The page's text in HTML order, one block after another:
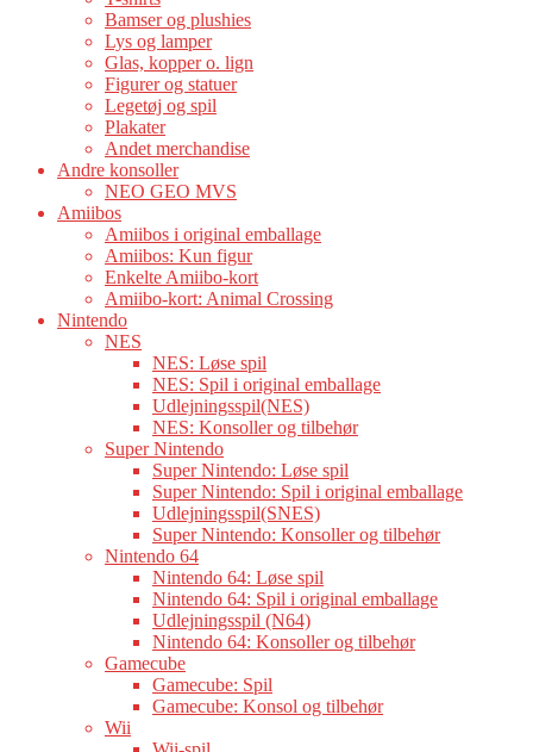
Bamser og plushies
Lys og lamper
Glas, kopper o. lign
Figurer og statuer
Legetøj og spil
Plakater
Andet merchandise
Andre konsoller
NEO GEO MVS
Amiibos
Amiibos i original emballage
Amiibos: Kun figur
Enkelte Amiibo-kort
Amiibo-kort: Animal Crossing
Nintendo
NES
NES: Løse spil
NES: Spil i original emballage
Udlejningsspil(NES)
NES: Konsoller og tilbehør
Super Nintendo
Super Nintendo: Løse spil
Super Nintendo: Spil i original emballage
Udlejningsspil(SNES)
Super Nintendo: Konsoller og tilbehør
Nintendo 64
Nintendo 64: Løse spil
Nintendo 64: Spil i original emballage
Udlejningsspil (N64)
Nintendo 64: Konsoller og tilbehør
Gamecube
Gamecube: Spil
Gamecube: Konsol og tilbehør
Wii